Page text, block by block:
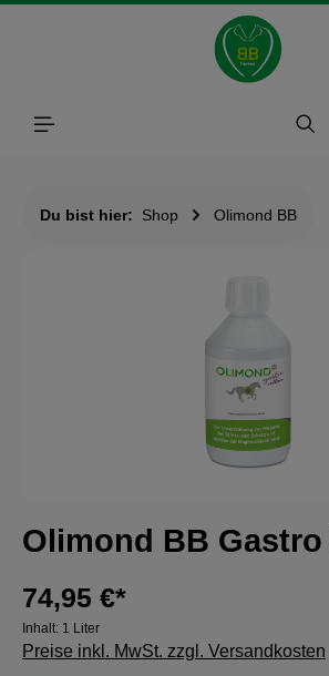
Du bist hier: Shop Olimond BB
Olimond BB
74,95 €*
Inhalt: 1 Liter
Preise inkl. MwSt. zzgl. Versandkosten